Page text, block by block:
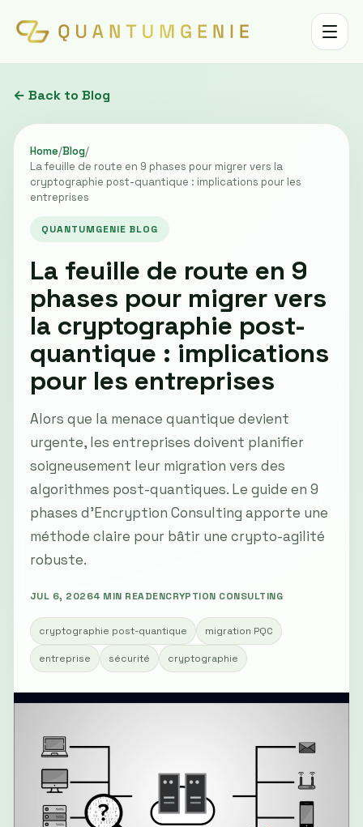
Toggle
← Back to Blog
Home/Blog/
La feuille de route en 9 phases pour migrer vers la
cryptographie post-quantique : implications pour les
entreprises
QUANTUMGENIE BLOG
La feuille de route en 9
phases pour migrer vers
la cryptographie post-
quantique : implications
pour les entreprises
Alors que la menace quantique devient
urgente, les entreprises doivent planifier
soigneusement leur migration vers des
algorithmes post-quantiques. Le guide en 9
phases d’Encryption Consulting apporte une
méthode claire pour bâtir une crypto-agilité
robuste.
JUL 6, 20264 MIN READENCRYPTION CONSULTING
cryptographie post-quantique migration PQC
entreprise sécurité cryptographie